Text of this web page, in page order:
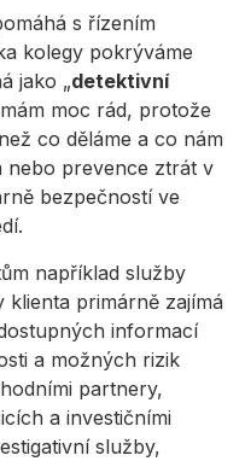
s řízením
kolegy pokrýváme
jako „detektivní
moc rád, protože
co děláme a co nám
nebo prevence ztrát v
bezpečností ve
například služby
klienta primárně zajímá
informací
a možných rizik
partnery,
a investičními
služby,